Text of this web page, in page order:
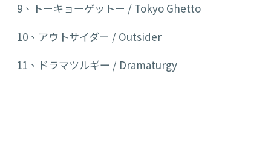
9、 トーキョーゲットー / Tokyo Ghetto
10、アウトサイダー / Outsider
11、ドラマツルギー / Dramaturgy